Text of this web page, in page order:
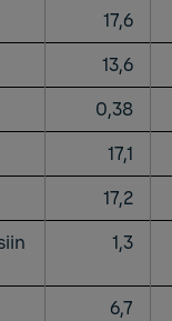
17,6
13,6
0,38
17,1
17,2
1,3
6,7